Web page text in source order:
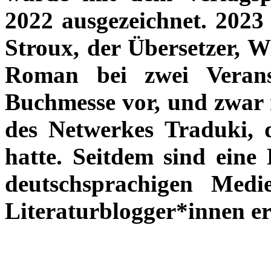
2022 ausgezeichnet.
Stroux, der Übersetzer,
Roman bei zwei
Buchmesse vor, und
des Netwerkes Traduki,
hatte. Seitdem sind eine
deutschsprachigen
Literaturblogger*innen